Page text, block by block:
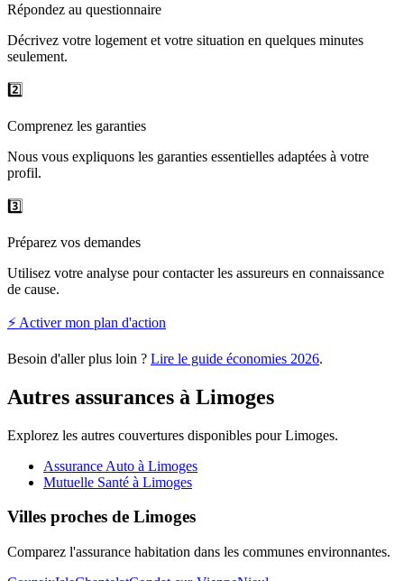
Répondez au questionnaire
Décrivez votre logement et votre situation en quelques minutes
seulement.
2️⃣
Comprenez les garanties
Nous vous expliquons les garanties essentielles adaptées à votre
profil.
3️⃣
Préparez vos demandes
Utilisez votre analyse pour contacter les assureurs en connaissance
de cause.
⚡ Activer mon plan d'action
Besoin d'aller plus loin ? Lire le guide économies 2026.
Autres assurances à Limoges
Explorez les autres couvertures disponibles pourLimoges.
Assurance Auto à Limoges
Mutuelle Santé à Limoges
Villes proches de Limoges
Comparez l'assurance habitation dans les communes environnantes.